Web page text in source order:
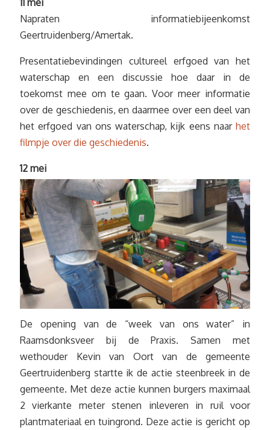
Napraten informatiebijeenkomst
Geertruidenberg/Amertak.
Presentatiebevindingen cultureel erfgoed van het
waterschap en een discussie hoe daar in de
toekomst mee om te gaan. Voor meer informatie
over de geschiedenis, en daarmee over een deel van
het erfgoed van ons waterschap, kijk eens naar het
filmpje over die geschiedenis.
12 mei
De opening van de “week van ons water” in
Raamsdonksveer bij de Praxis. Samen met
wethouder Kevin van Oort van de gemeente
Geertruidenberg startte ik de actie steenbreek in de
gemeente. Met deze actie kunnen burgers maximaal
2 vierkante meter stenen inleveren in ruil voor
plantmateriaal en tuingrond. Deze actie is gericht op